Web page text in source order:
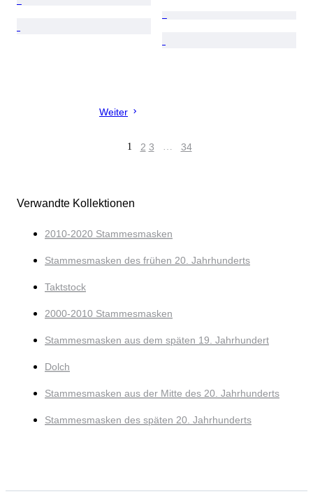
Weiter
1 2 3 … 34
Verwandte Kollektionen
2010-2020 Stammesmasken
Stammesmasken des frühen 20. Jahrhunderts
Taktstock
2000-2010 Stammesmasken
Stammesmasken aus dem späten 19. Jahrhundert
Dolch
Stammesmasken aus der Mitte des 20. Jahrhunderts
Stammesmasken des späten 20. Jahrhunderts